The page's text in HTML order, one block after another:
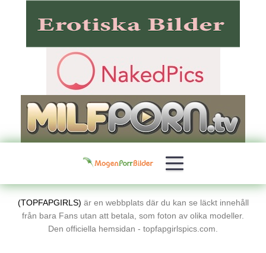
(TOPFAPGIRLS) är en webbplats där du kan se läckt innehåll
från bara Fans utan att betala, som foton av olika modeller.
Den officiella hemsidan - topfapgirlspics.com.